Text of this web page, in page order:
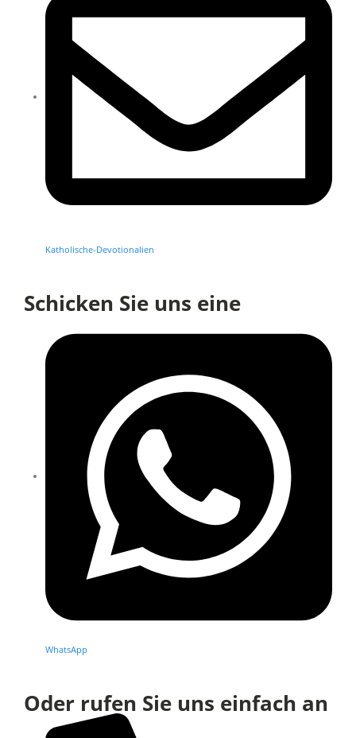
Katholische-Devotionalien
Schicken Sie uns eine
WhatsApp
Oder rufen Sie uns einfach an